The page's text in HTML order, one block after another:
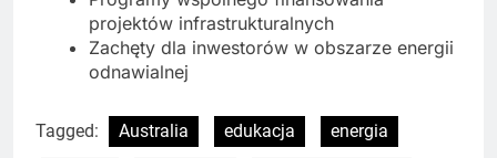
projektów infrastrukturalnych
Zachęty dla inwestorów w obszarze energii
odnawialnej
Tagged: Australia edukacja
energia